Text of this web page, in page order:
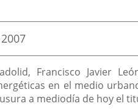
Francisco Javier
en el medio
a mediodía de hoy el